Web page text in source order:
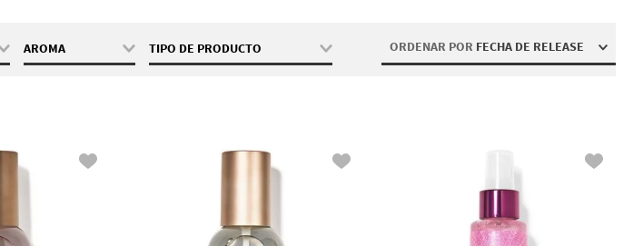
AROMA
TIPO DE PRODUCTO
Escenciales
ORDENAR POR FECHA DE RELEASE